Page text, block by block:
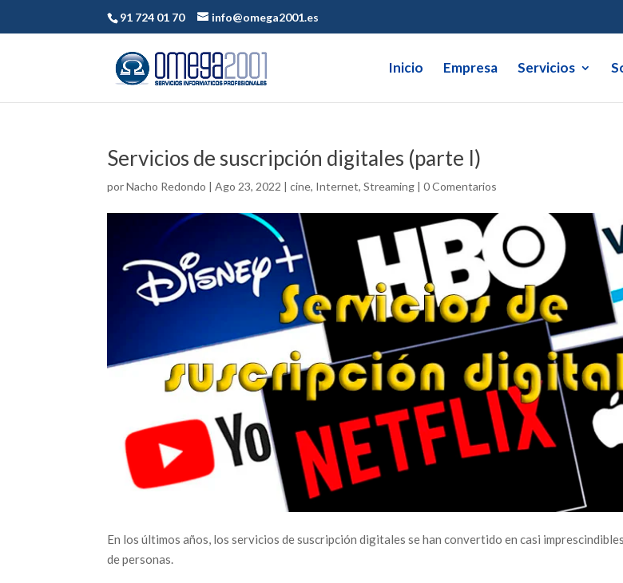
91 724 01 70 info@omega2001.es
Inicio Empresa Servicios
Servicios de suscripción digitales (parte I)
porNacho Redondo |Ago 23, 2022 |cine, Internet,Streaming |0 Comentarios
En los últimos años, los servicios de suscripción digitales se han convertido en casi
de personas.